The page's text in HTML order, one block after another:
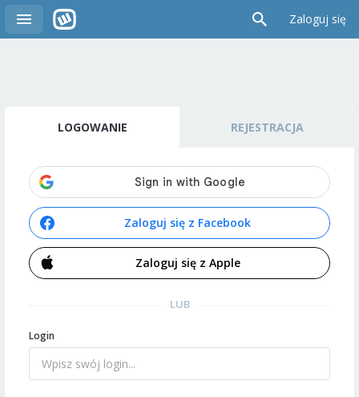
Zaloguj się
LOGOWANIE REJESTRACJA
Zaloguj się z Facebook
Zaloguj się z Apple
LUB
Login